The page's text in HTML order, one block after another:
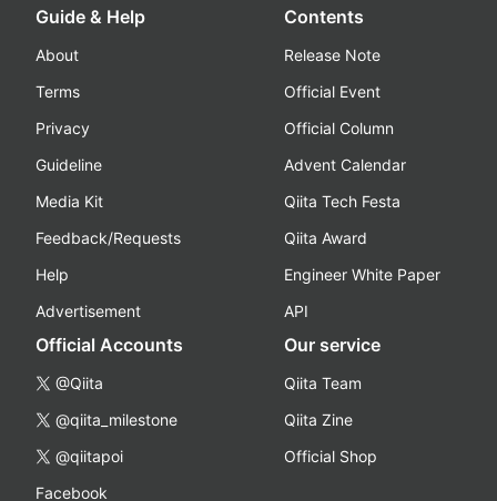
Guide & Help
About
Terms
Privacy
Guideline
Media Kit
Feedback/Requests
Help
Advertisement
Contents
Release Note
Official Event
Official Column
Advent Calendar
Qiita Tech Festa
Qiita Award
Engineer White Paper
API
Official Accounts
@Qiita
@qiita_milestone
@qiitapoi
Facebook
Our service
Qiita Team
Qiita Zine
Official Shop